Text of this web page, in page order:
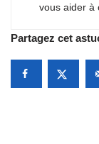
vous aider à
Partagez cet